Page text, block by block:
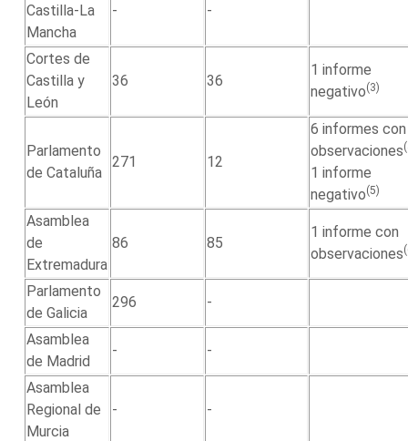
Castilla-La
Mancha
- -
Cortes de
Castilla y
León
36 36
1 informe
negativo(3)
Parlamento
de Cataluña
271 12
6 informes con
observaciones
1 informe
negativo(5)
Asamblea
de
Extremadura
86 85
1 informe con
observaciones
Parlamento
de Galicia
296 -
Asamblea
de Madrid
- -
Asamblea
Regional de
Murcia
- -